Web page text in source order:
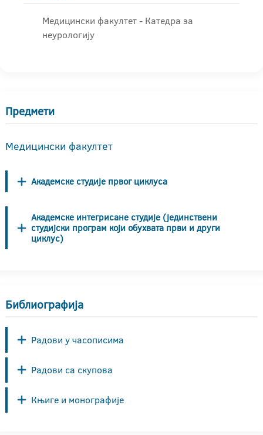
Медицински факултет - Катедра за
неурологију
Предмети
Медицински факултет
Академске студије првог циклуса
Академске интегрисане студије (јединствени
студијски програм који обухвата први и други
циклус)
Библиографија
Радови у часописима
Радови са скупова
Књиге и монографије